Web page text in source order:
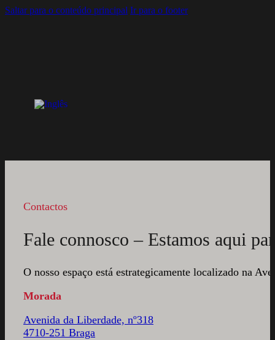
Saltar para o conteúdo principal Ir para o footer
Contactos
Fale connosco – Estamos aqui
O nosso espaço está estrategicamente localizado na
Morada
Avenida da Liberdade, nº318
4710-251 Braga